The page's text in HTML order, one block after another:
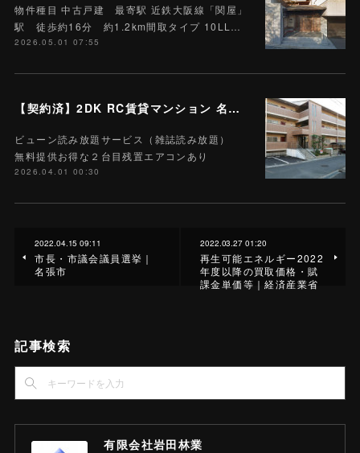
物件種目 中古戸建 最寄駅 近鉄大阪線「関屋」
駅 徒歩約16分 約1.2km間取タイプ 10LL…
2026.05.01 07:55
【契約済】2DK RC賃貸マンション 名張市栄町 205号 Wi-Fiインターネット無料 M-11 ハートランド栄町 雑誌読み放題付
ビューン読み放題サービス（雑誌読み放題）
無料提供お得な２台目残置エアコンあり
2026.04.01 00:30
2022.04.15 09:11
市長・市議会議員選挙｜
名張市
2022.03.27 01:20
再生可能エネルギー2022
年度以降の買取価格・賦
課金単価等｜経済産業省
記事検索
有限会社岩田林業